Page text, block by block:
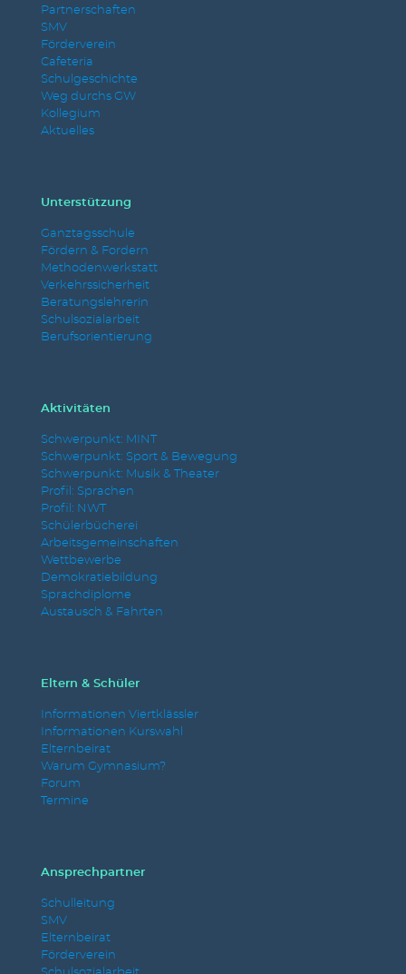
Partnerschaften
SMV
Förderverein
Cafeteria
Schulgeschichte
Weg durchs GW
Kollegium
Aktuelles
Unterstützung
Ganztagsschule
Fördern & Fordern
Methodenwerkstatt
Verkehrssicherheit
Beratungslehrerin
Schulsozialarbeit
Berufsorientierung
Aktivitäten
Schwerpunkt: MINT
Schwerpunkt: Sport & Bewegung
Schwerpunkt: Musik & Theater
Profil: Sprachen
Profil: NWT
Schülerbücherei
Arbeitsgemeinschaften
Wettbewerbe
Demokratiebildung
Sprachdiplome
Austausch & Fahrten
Eltern & Schüler
Informationen Viertklässler
Informationen Kurswahl
Elternbeirat
Warum Gymnasium?
Forum
Termine
Ansprechpartner
Schulleitung
SMV
Elternbeirat
Förderverein